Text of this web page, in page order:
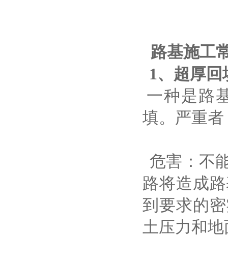
路基施工
1、超厚
一种是路
填。严重
危害：不
路将造成
到要求的
土压力和